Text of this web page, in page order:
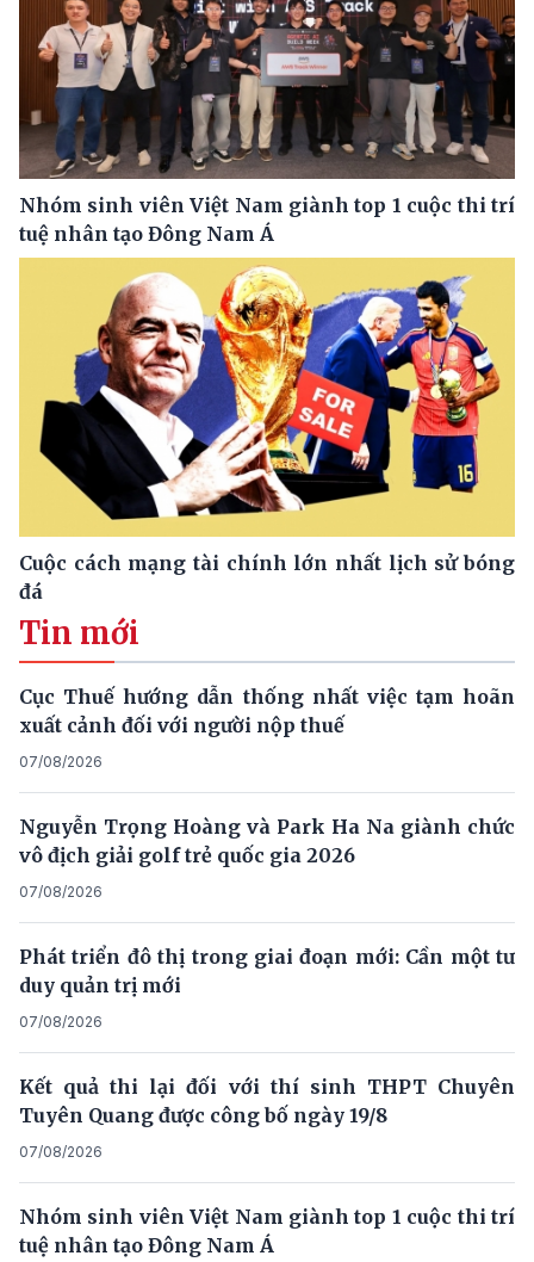
Nhóm sinh viên Việt Nam giành top 1 cuộc thi trí
tuệ nhân tạo Đông Nam Á
Cuộc cách mạng tài chính lớn nhất lịch sử bóng
đá
Tin mới
Cục Thuế hướng dẫn thống nhất việc tạm hoãn
xuất cảnh đối với người nộp thuế
07/08/2026
Nguyễn Trọng Hoàng và Park Ha Na giành chức
vô địch giải golf trẻ quốc gia 2026
07/08/2026
Phát triển đô thị trong giai đoạn mới: Cần một tư
duy quản trị mới
07/08/2026
Kết quả thi lại đối với thí sinh THPT Chuyên
Tuyên Quang được công bố ngày 19/8
07/08/2026
Nhóm sinh viên Việt Nam giành top 1 cuộc thi trí
tuệ nhân tạo Đông Nam Á